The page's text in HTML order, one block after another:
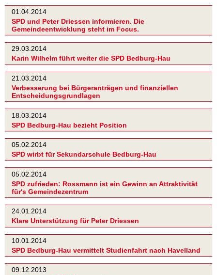
01.04.2014
SPD und Peter Driessen informieren. Die
Gemeindeentwicklung steht im Focus.
29.03.2014
Karin Wilhelm führt weiter die SPD Bedburg-Hau
21.03.2014
Verbesserung bei Bürgeranträgen und finanziellen
Entscheidungsgrundlagen
18.03.2014
SPD Bedburg-Hau bezieht Position
05.02.2014
SPD wirbt für Sekundarschule Bedburg-Hau
05.02.2014
SPD zufrieden: Rossmann ist ein Gewinn an Attraktivität
für's Gemeindezentrum
24.01.2014
Klare Unterstützung für Peter Driessen
10.01.2014
SPD Bedburg-Hau vermittelt Studienfahrt nach Havelland
09.12.2013